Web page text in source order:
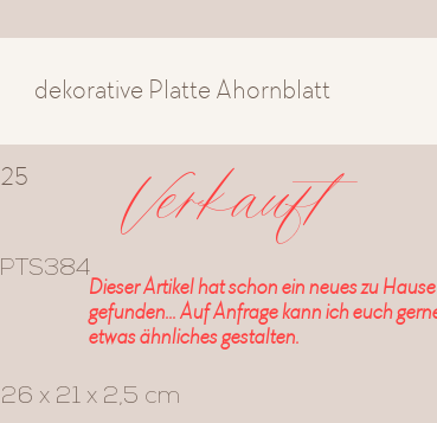
dekorative Platte Ahornblatt
25 Verkauft
PTS384
Dieser Artikel hat schon ein neues zu Hause
gefunden... Auf Anfrage kann ich euch
etwas ähnliches gestalten.
26 x 21 x 2,5 cm